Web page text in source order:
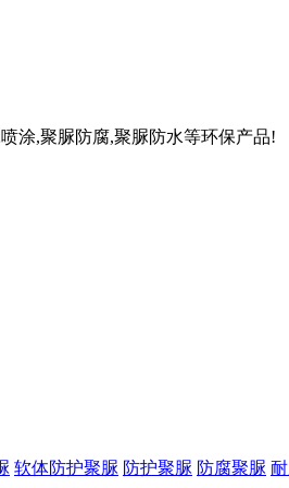
涂,聚脲防腐,聚脲防水等环保产品!
软体防护聚脲 防护聚脲 防腐聚脲